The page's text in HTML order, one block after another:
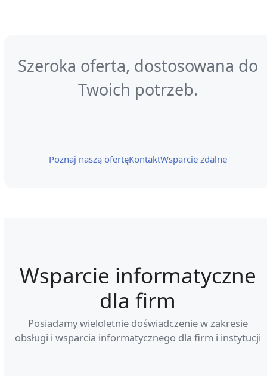
Szeroka oferta, dostosowana do
Twoich potrzeb.
Poznaj naszą ofertęKontaktWsparcie zdalne
Wsparcie informatyczne
dla firm
Posiadamy wieloletnie doświadczenie w zakresie
obsługi i wsparcia informatycznego dla firm i instytucji